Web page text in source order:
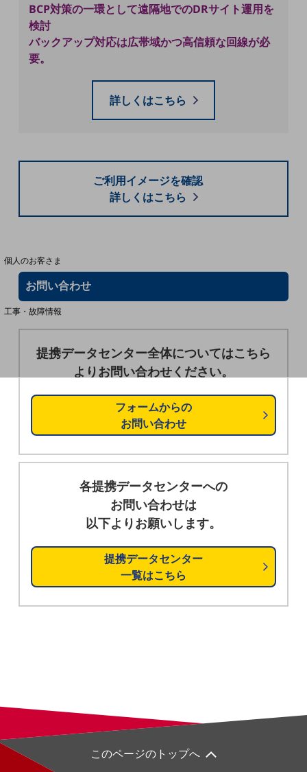
サービス別サポート情報
ご契約中サービスの一元管理
個人のお客さま
NTTドコモ
OCNなど
工事・故障情報
SDPFナレッジセンター
NTTドコモ 通信障害情報
BCP対策の一環として遠隔地でのDRサイト運用を
検討
バックアップ対応は広帯域かつ高信頼な回線が必
要。
詳しくはこちら
ご利用イメージを確認
詳しくはこちら
お問い合わせ
提携データセンター全体についてはこちら
よりお問い合わせください。
フォームからの
お問い合わせ
各提携データセンターへの
お問い合わせは
以下よりお願いします。
提携データセンター
一覧はこちら
このページのトップへ